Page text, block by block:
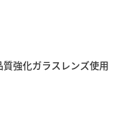
強化ガラスレンズ使用